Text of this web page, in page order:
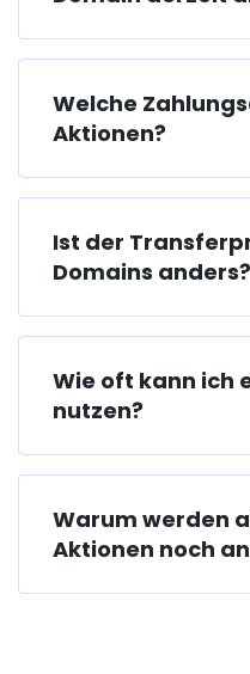
Welche
Aktionen?
Ist der
Domains anders?
Wie oft kann ich
nutzen?
Warum werden
Aktionen noch